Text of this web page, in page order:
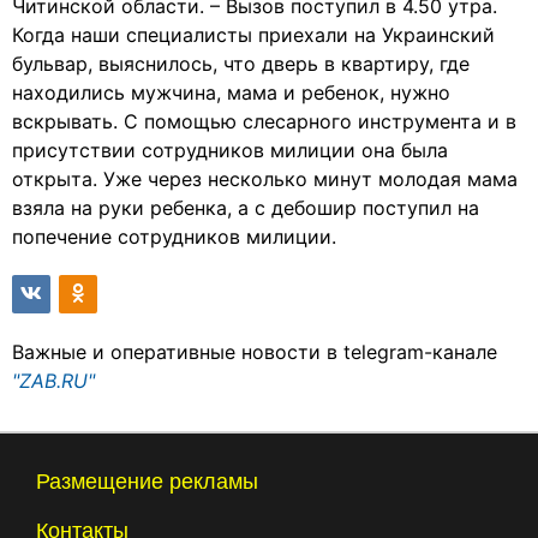
Читинской области. – Вызов поступил в 4.50 утра.
Когда наши специалисты приехали на Украинский
бульвар, выяснилось, что дверь в квартиру, где
находились мужчина, мама и ребенок, нужно
вскрывать. С помощью слесарного инструмента и в
присутствии сотрудников милиции она была
открыта. Уже через несколько минут молодая мама
взяла на руки ребенка, а с дебошир поступил на
попечение сотрудников милиции.
Важные и оперативные новости в telegram-канале
"ZAB.RU"
Размещение рекламы
Контакты